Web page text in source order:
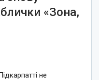
«Зона,
не